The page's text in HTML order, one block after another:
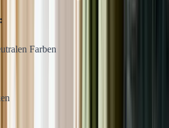
Farben